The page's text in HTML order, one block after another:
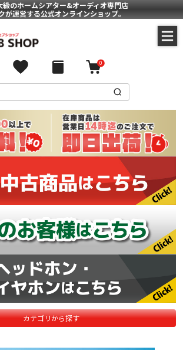
級のホームシアター&オーディオ専門店
が運営する公式オンラインショップ。
0
カテゴリから探す